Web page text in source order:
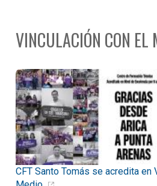
VINCULACIÓN CON EL
CFT Santo Tomás se acredita en